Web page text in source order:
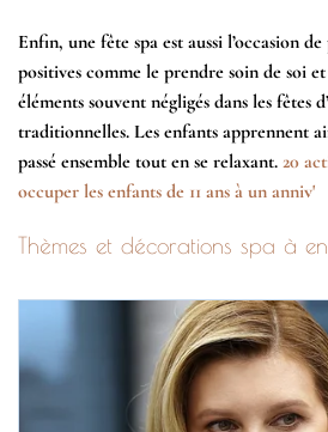
Enfin, une fête spa est aussi l’occasion
positives comme le prendre soin de soi
éléments souvent négligés dans les fêtes
traditionnelles. Les enfants apprennent
passé ensemble tout en se relaxant. 20
occuper les enfants de 11 ans à un anniv'
Thèmes et décorations spa à